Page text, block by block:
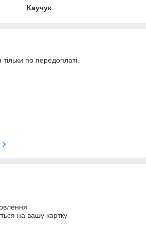
Каучук
по передоплаті.
на вашу картку